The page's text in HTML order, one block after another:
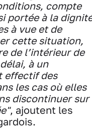
compte
portée à la
à vue et de
cette situation,
de l’intérieur de
à un
effectif des
les cas où elles
discontinuer sur
, ajoutent les